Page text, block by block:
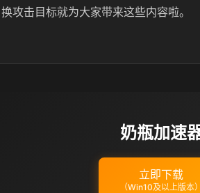
换攻击目标就为大家带来这些内容啦。
奶瓶加速
立即下载
（Win10及以上版本）